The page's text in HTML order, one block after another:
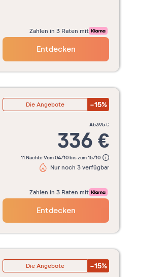
Zahlen in 3 Raten mit
Entdecken
Die Angebote -15%
ab395€
336 €
11 Nächte Vom 04/10 bis zum 15/10
Nur noch 3 verfügbar
Zahlen in 3 Raten mit
Entdecken
Die Angebote -15%